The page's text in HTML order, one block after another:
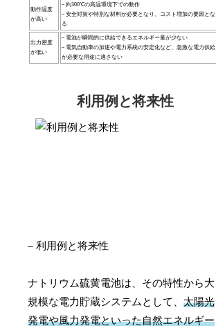
動作温度
が高い
– 約300℃の高温環境下での動作
– 安全対策や特別な材料が必要となり、コスト増加の要因とな
る
出力密度
が低い
– 電池が瞬間的に供給できるエネルギー量が少ない
– 電気自動車の加速や電力系統の安定化など、急激な電力供給
が必要な用途に適さない
利用例と将来性
– 利用例と将来性
ナトリウム硫黄電池は、その特性から大
規模な電力貯蔵システムとして、太陽光
発電や風力発電といった自然エネルギー